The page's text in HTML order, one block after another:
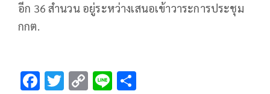
อีก 36 สำนวน อยู่ระหว่างเสนอเข้าวาระการประชุม
กกต.
F T C Li